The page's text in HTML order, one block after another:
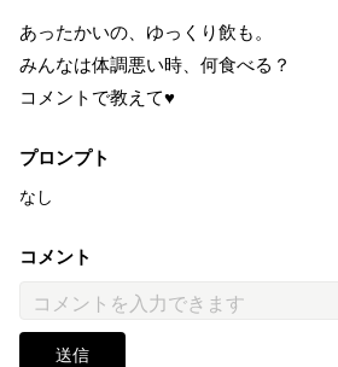
あったかいの、ゆっくり飲も。
みんなは体調悪い時、何食べる？
コメントで教えて♥
プロンプト
なし
コメント
送信